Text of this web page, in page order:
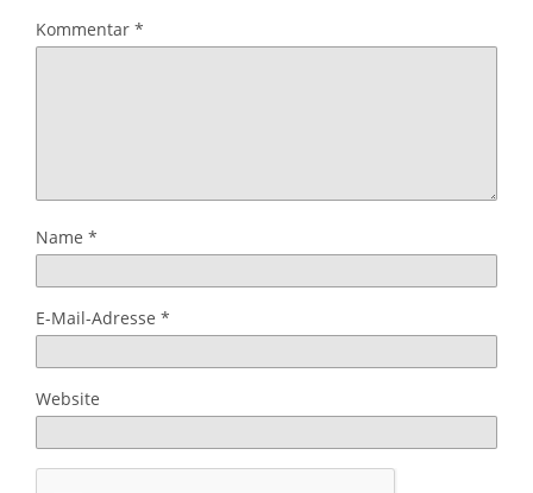
Kommentar *
Name *
E-Mail-Adresse *
Website